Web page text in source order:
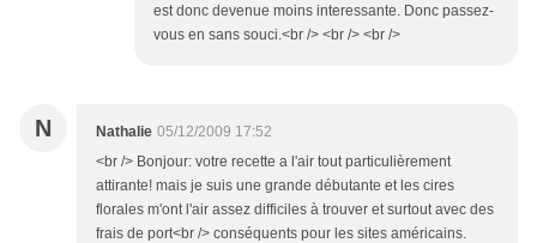
est donc devenue moins interessante. Donc passez-
vous en sans souci.<br /> <br /> <br />
N Nathalie 05/12/2009 17:52
<br /> Bonjour: votre recette a l'air tout particulièrement
attirante! mais je suis une grande débutante et les cires
florales m'ont l'air assez difficiles à trouver et surtout avec des
frais de port<br /> conséquents pour les sites américains.